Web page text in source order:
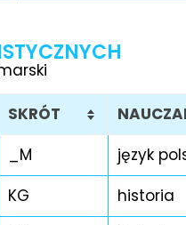
SKRÓT
_M język
KG historia